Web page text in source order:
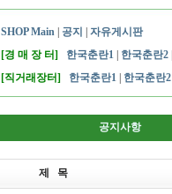
SHOP Main 공지
자유게시판
[경 매 장 터]
한국춘란1 한국춘란2
[직거래장터]
한국춘란1 한국춘란2
공지사항
제 목